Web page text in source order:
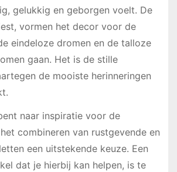
gelukkig en geborgen voelt. De
vormen het decor voor de
eindeloze dromen en de talloze
gaan. Het is de stille
de mooiste herinneringen
naar inspiratie voor de
combineren van rustgevende en
een uitstekende keuze. Een
dat je hierbij kan helpen, is te